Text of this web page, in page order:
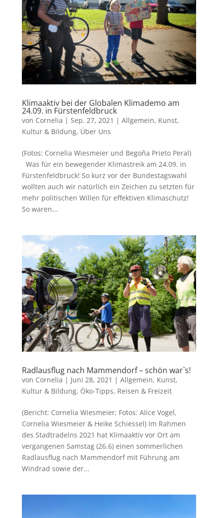
Klimaaktiv bei der Globalen Klimademo am
24.09. in Fürstenfeldbruck
von Cornelia | Sep. 27, 2021 | Allgemein, Kunst,
Kultur & Bildung, Über Uns
(Fotos: Cornelia Wiesmeier und Begoña Prieto Peral)
Was für ein bewegender Klimastreik am 24.09. in
Fürstenfeldbruck! So kurz vor der Bundestagswahl
wollten auch wir natürlich ein Zeichen zu setzten für
mehr politischen Willen für effektiven Klimaschutz!
So waren...
Radlausflug nach Mammendorf – schön war`s!
von Cornelia | Juni 28, 2021 | Allgemein, Kunst,
Kultur & Bildung, Öko-Tipps, Reisen & Freizeit
(Bericht: Cornelia Wiesmeier; Fotos: Alice Vogel,
Cornelia Wiesmeier & Heike Schiessel) Im Rahmen
des Stadtradelns 2021 hat Klimaaktiv vor Ort am
vergangenen Samstag (26.6) einen sommerlichen
Radlausflug nach Mammendorf mit Führung am
Windrad sowie der...